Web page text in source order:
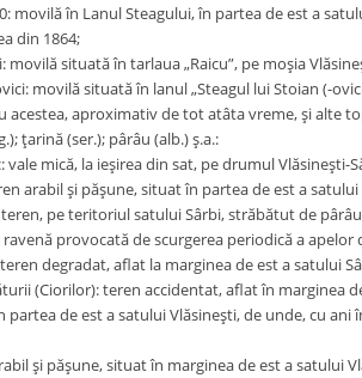
movilă în Lanul Steagului, în partea de est a
din 1864;
movilă situată în tarlaua „Raicu”, pe moşia
movilă situată în lanul „Steagul lui Stoian (-
acestea, aproximativ de tot atâta vreme, şi alte
ţarină (ser.); pârâu (alb.) ş.a.:
vale mică, la ieşirea din sat, pe drumul
arabil şi păşune, situat în partea de est a satului
teren, pe teritoriul satului Sârbi, străbătut de
provocată de scurgerea periodică a
degradat, aflat la marginea de est a satului
(Ciorilor): teren accidentat, aflat în marginea
partea de est a satului Vlăsineşti, de unde, cu
şi păşune, situat în marginea de est a satului